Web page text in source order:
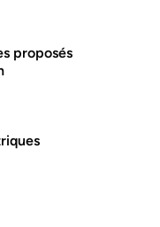
proposés